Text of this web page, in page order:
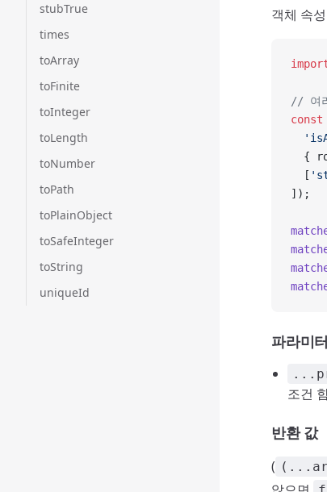
stubTrue
times
toArray
toFinite
toInteger
toLength
toNumber
toPath
toPlainObject
toSafeInteger
toString
uniqueId
객체 속
// 여
const
{
  [
]);
파라미터
조건
반환 값
(